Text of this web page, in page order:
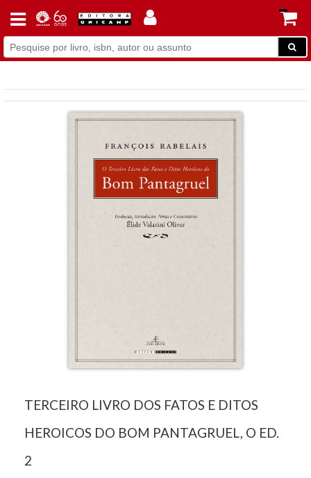
TERCEIRO LIVRO DOS FATOS E DITOS
HEROICOS DO BOM PANTAGRUEL, O ED.
2